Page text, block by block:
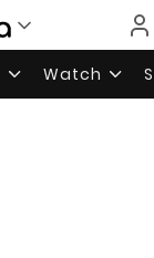
Watch